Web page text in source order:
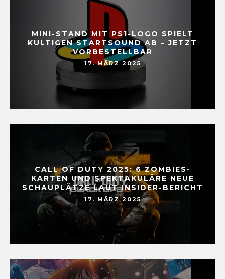
MINI-STAND MIT PS1-LOGO SPIELT
KULTIGEN STARTSOUND AB – JETZT
VORBESTELLBAR
17. MÄRZ 2025
CALL OF DUTY 2025: 6 ZOMBIES-
KARTEN UND SPEKTAKULÄRE NEUE
SCHAUPLÄTZE LAUT INSIDER-BERICHT
17. MÄRZ 2025